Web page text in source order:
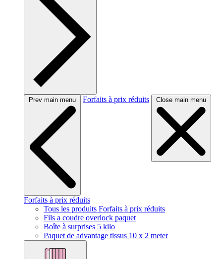
Prev main menu Forfaits à prix réduits Close main menu
Forfaits à prix réduits
Tous les produits Forfaits à prix réduits
Fils a coudre overlock paquet
Boîte à surprises 5 kilo
Paquet de advantage tissus 10 x 2 meter